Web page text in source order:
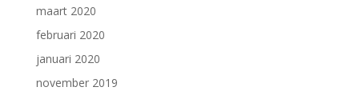
maart 2020
februari 2020
januari 2020
november 2019